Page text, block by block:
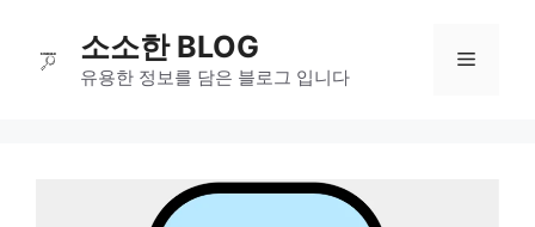
소소한 BLOG
유용한 정보를 담은 블로그 입니다
메